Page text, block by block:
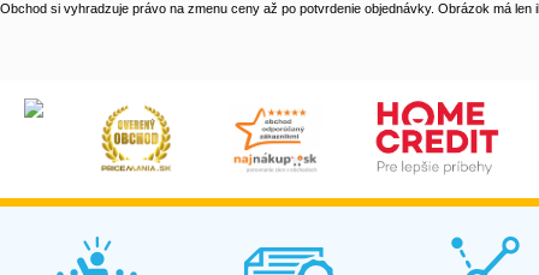
Obchod si vyhradzuje právo na zmenu ceny až po potvrdenie objednávky. Obrázok má len